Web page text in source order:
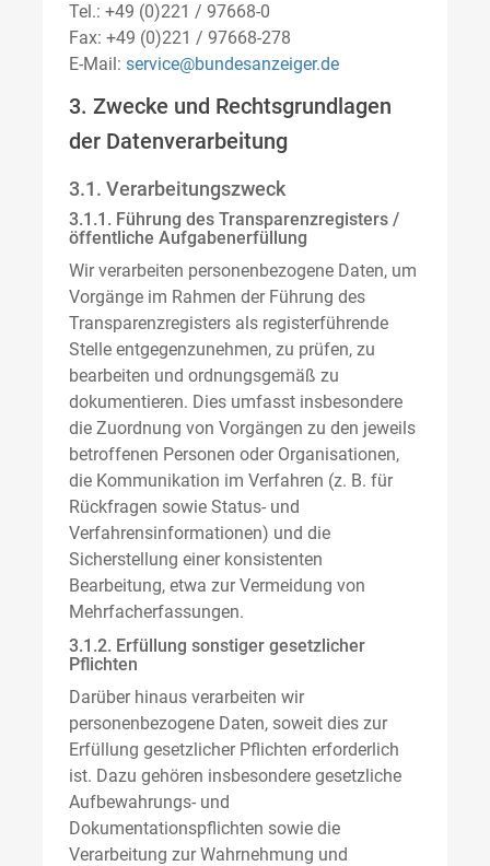
Tel.: +49 (0)221 / 97668-0
Fax: +49 (0)221 / 97668-278
E-Mail: service@bundesanzeiger.de
3. Zwecke und Rechtsgrundlagen
der Datenverarbeitung
3.1. Verarbeitungszweck
3.1.1. Führung des Transparenzregisters /
öffentliche Aufgabenerfüllung
Wir verarbeiten personenbezogene Daten, um
Vorgänge im Rahmen der Führung des
Transparenzregisters als registerführende
Stelle entgegenzunehmen, zu prüfen, zu
bearbeiten und ordnungsgemäß zu
dokumentieren. Dies umfasst insbesondere
die Zuordnung von Vorgängen zu den jeweils
betroffenen Personen oder Organisationen,
die Kommunikation im Verfahren (z. B. für
Rückfragen sowie Status- und
Verfahrensinformationen) und die
Sicherstellung einer konsistenten
Bearbeitung, etwa zur Vermeidung von
Mehrfacherfassungen.
3.1.2. Erfüllung sonstiger gesetzlicher
Pflichten
Darüber hinaus verarbeiten wir
personenbezogene Daten, soweit dies zur
Erfüllung gesetzlicher Pflichten erforderlich
ist. Dazu gehören insbesondere gesetzliche
Aufbewahrungs- und
Dokumentationspflichten sowie die
Verarbeitung zur Wahrnehmung und